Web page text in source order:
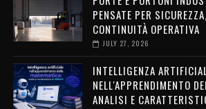
PENSATE PER
CONTINUITÀ OPERATIVA
JULY 27, 2026
INTELLIGENZA
NELL'APPRENDIMENTO
ANALISI E